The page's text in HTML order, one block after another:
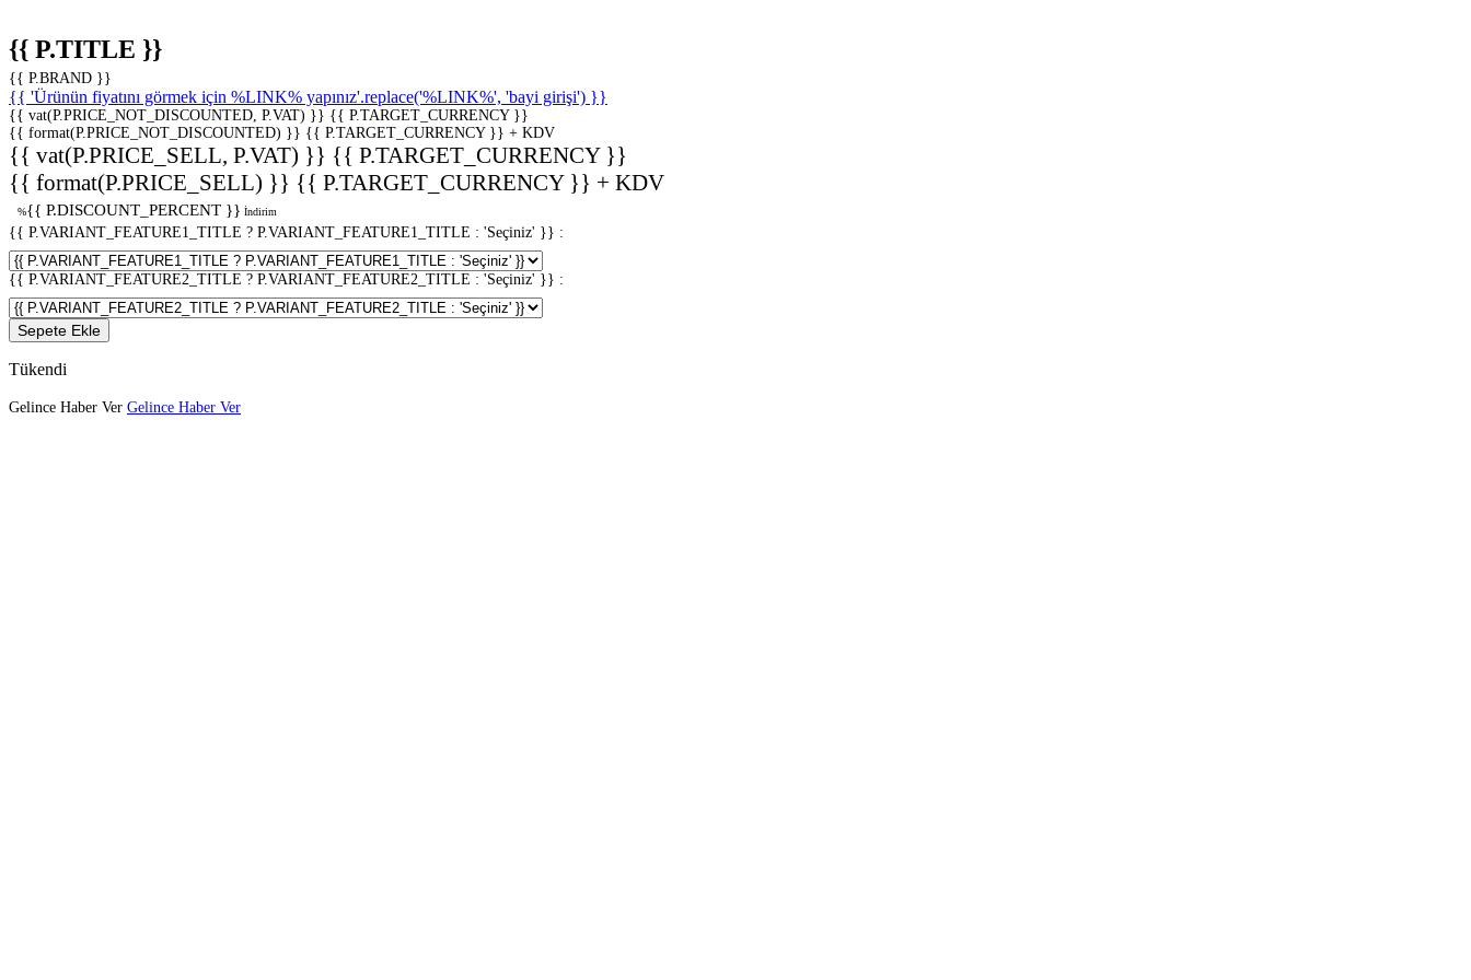
{{ P.TITLE }}
{{ P.BRAND }}
{{ 'Ürünün fiyatını görmek için %LINK% yapınız'.replace('%LINK%', 'bayi girişi') }}
{{ vat(P.PRICE_NOT_DISCOUNTED, P.VAT) }} {{ P.TARGET_CURRENCY }}
{{ format(P.PRICE_NOT_DISCOUNTED) }} {{ P.TARGET_CURRENCY }} + KDV
{{ vat(P.PRICE_SELL, P.VAT) }} {{ P.TARGET_CURRENCY }}
{{ format(P.PRICE_SELL) }} {{ P.TARGET_CURRENCY }} + KDV
%{{ P.DISCOUNT_PERCENT }} İndirim
{{ P.VARIANT_FEATURE1_TITLE ? P.VARIANT_FEATURE1_TITLE : 'Seçiniz' }} :
{{ P.VARIANT_FEATURE2_TITLE ? P.VARIANT_FEATURE2_TITLE : 'Seçiniz' }} :
Sepete Ekle
Tükendi
Gelince Haber Ver Gelince Haber Ver